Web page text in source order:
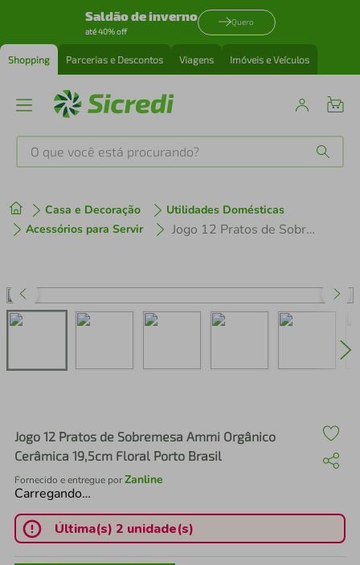
Saldão de inverno
até 40% off
Quero
Shopping Parcerias e Descontos Viagens Imóveis e Veículos
O que você está procurando?
Casa e Decoração
Utilidades Domésticas
Acessórios para Servir
Jogo 12 Pratos de Sobremesa Ammi Orgânico Cerâmica 19,5cm Floral Porto Brasil
Jogo 12 Pratos de Sobremesa Ammi Orgânico
Cerâmica 19,5cm Floral Porto Brasil
Fornecido e entregue porZanline
Carregando…
Última(s) 2 unidade(s)
1º tenis
3º perfume